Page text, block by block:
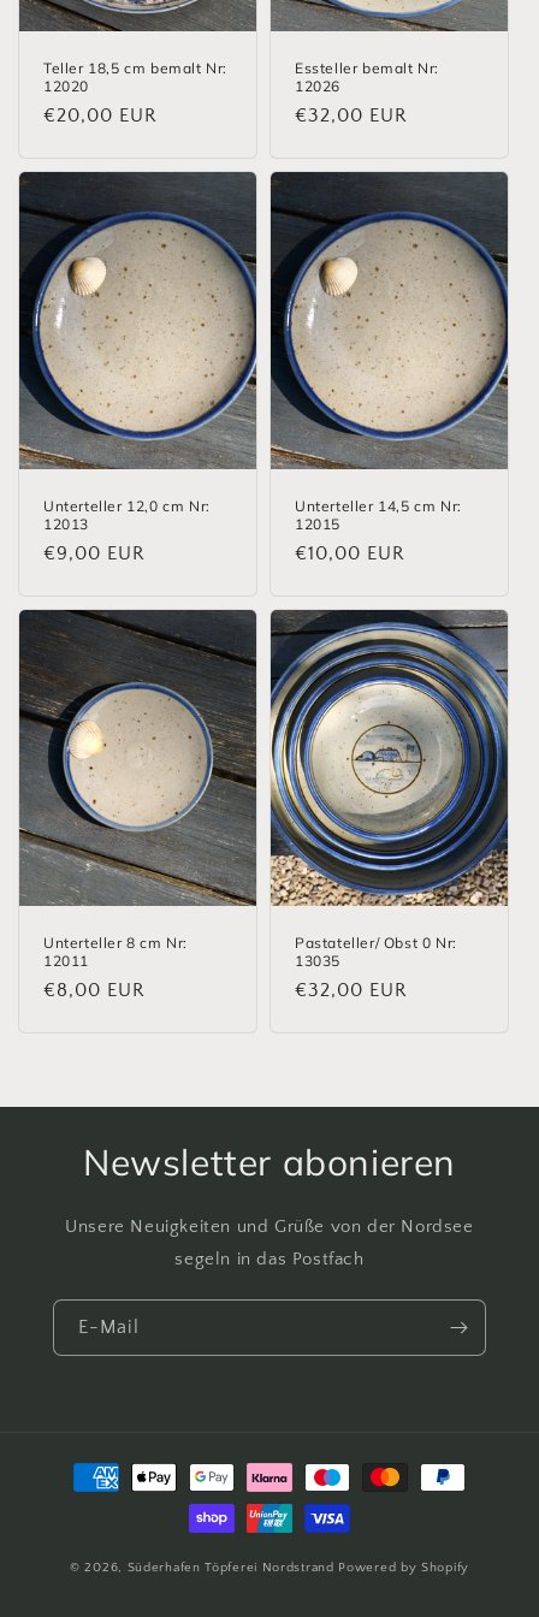
Teller 18,5 cm bemalt Nr:
12020
Normaler
€20,00 EUR
Essteller bemalt Nr:
12026
Normaler
€32,00 EUR
Unterteller 12,0 cm Nr:
12013
Normaler
€9,00 EUR
Unterteller 14,5 cm Nr:
12015
Normaler
€10,00 EUR
Unterteller 8 cm Nr:
12011
Normaler
€8,00 EUR
Pastateller/ Obst 0 Nr:
13035
Normaler
€32,00 EUR
Newsletter abonieren
Unsere Neuigkeiten und Grüße von der Nordsee
segeln in das Postfach
E-Mail
Zahlungsmethoden
© 2026, Süderhafen Töpferei Nordstrand Powered by Shopify